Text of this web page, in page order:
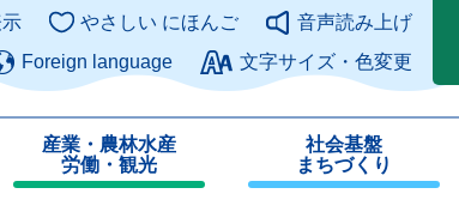
このページの本文へ
やさしい にほんご
音声読み上げ
Foreign language
文字サイズ・色変更
産業・農林水産
労働・観光
社会基盤
まちづくり